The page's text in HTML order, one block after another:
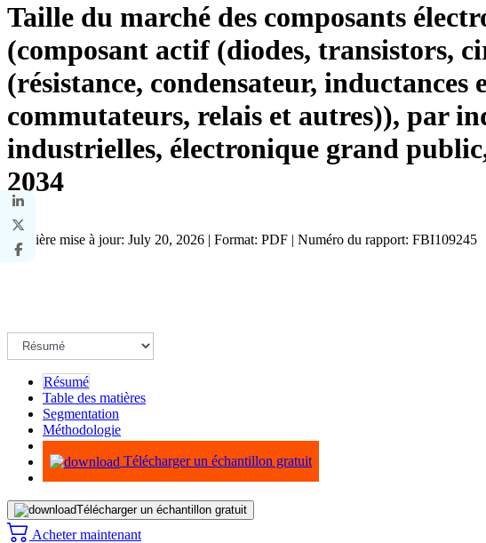
Taille du marché des composants
(composant actif (diodes, transistors,
(résistance, condensateur,
commutateurs, relais et autres)), par
industrielles, électronique grand
2034
Dernière mise à jour: July 20, 2026 | Format: PDF | Numéro du rapport: FBI109245
Résumé
Table des matières
Segmentation
Méthodologie
Infographie
Télécharger un échantillon gratuit
Télécharger un échantillon gratuit
Acheter maintenant